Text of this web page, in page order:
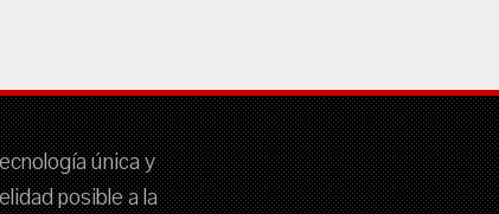
única y
posible a la